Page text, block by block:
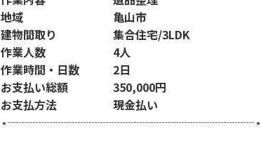
地域 亀山市
建物間取り 集合住宅/3LDK
作業人数 4人
作業時間・日数 2日
お支払い総額 350,000円
お支払方法 現金払い
⋆┈┈┈┈┈┈┈┈┈┈┈┈┈┈┈┈┈┈┈┈┈┈⋆